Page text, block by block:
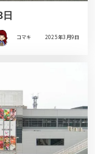
コマキ 2025年3月9日